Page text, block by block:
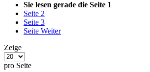
Sie lesen gerade die Seite 1
Seite 2
Seite 3
Seite Weiter
Zeige
pro Seite